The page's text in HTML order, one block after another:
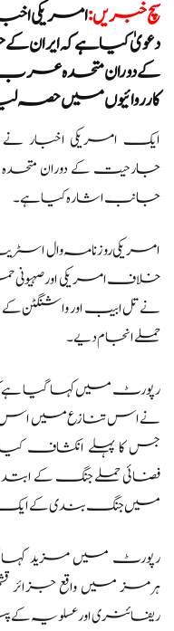
سچ خبریں:امریکی
دعویٰ کیا ہے کہ ایران
کے دوران متحدہ
کارروائیوں میں حصہ
ایک امریکی اخبار نے
جارحیت کے دوران
جانب اشارہ کیا ہے۔
امریکی روزنامہ وال
خلاف امریکی اور
نے تل ابیب اور واشنگٹن
حملے انجام دیے۔
رپورٹ میں کہا گیا ہے
نے اس تنازع میں اس سے
جس کا پہلے انکشاف کیا
فضائی حملے جنگ کے
میں جنگ بندی کے
رپورٹ میں مزید کہا
ہرمز میں واقع جزائر
ریفائنری اور عسلویہ کے